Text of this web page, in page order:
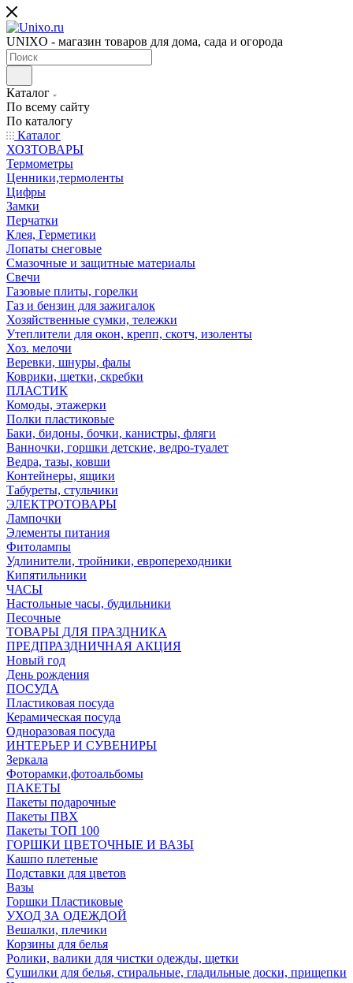
UNIXO - магазин товаров для дома, сада и огорода
Каталог
По всему сайту
По каталогу
Каталог
ХОЗТОВАРЫ
Термометры
Ценники,термоленты
Цифры
Замки
Перчатки
Клея, Герметики
Лопаты снеговые
Смазочные и защитные материалы
Свечи
Газовые плиты, горелки
Газ и бензин для зажигалок
Хозяйственные сумки, тележки
Утеплители для окон, крепп, скотч, изоленты
Хоз. мелочи
Веревки, шнуры, фалы
Коврики, щетки, скребки
ПЛАСТИК
Комоды, этажерки
Полки пластиковые
Баки, бидоны, бочки, канистры, фляги
Ванночки, горшки детские, ведро-туалет
Ведра, тазы, ковши
Контейнеры, ящики
Табуреты, стульчики
ЭЛЕКТРОТОВАРЫ
Лампочки
Элементы питания
Фитолампы
Удлинители, тройники, европереходники
Кипятильники
ЧАСЫ
Настольные часы, будильники
Песочные
ТОВАРЫ ДЛЯ ПРАЗДНИКА
ПРЕДПРАЗДНИЧНАЯ АКЦИЯ
Новый год
День рождения
ПОСУДА
Пластиковая посуда
Керамическая посуда
Одноразовая посуда
ИНТЕРЬЕР И СУВЕНИРЫ
Зеркала
Фоторамки,фотоальбомы
ПАКЕТЫ
Пакеты подарочные
Пакеты ПВХ
Пакеты ТОП 100
ГОРШКИ ЦВЕТОЧНЫЕ И ВАЗЫ
Кашпо плетеные
Подставки для цветов
Вазы
Горшки Пластиковые
УХОД ЗА ОДЕЖДОЙ
Вешалки, плечики
Корзины для белья
Ролики, валики для чистки одежды, щетки
Сушилки для белья, стиральные, гладильные доски, прищепки